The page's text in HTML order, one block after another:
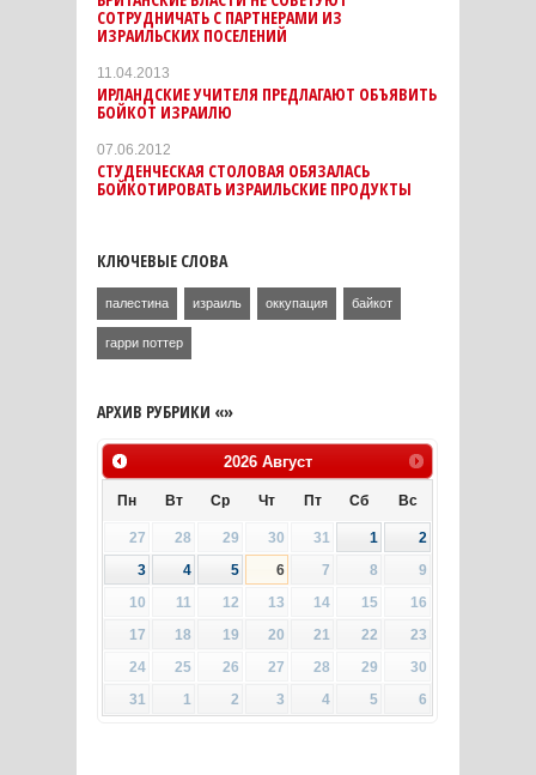
СОТРУДНИЧАТЬ С ПАРТНЕРАМИ ИЗ
ИЗРАИЛЬСКИХ ПОСЕЛЕНИЙ
11.04.2013
ИРЛАНДСКИЕ УЧИТЕЛЯ ПРЕДЛАГАЮТ ОБЪЯВИТЬ
БОЙКОТ ИЗРАИЛЮ
07.06.2012
СТУДЕНЧЕСКАЯ СТОЛОВАЯ ОБЯЗАЛАСЬ
БОЙКОТИРОВАТЬ ИЗРАИЛЬСКИЕ ПРОДУКТЫ
КЛЮЧЕВЫЕ СЛОВА
палестина израиль оккупация байкот
гарри поттер
АРХИВ РУБРИКИ «»
2026 Август
Пн Вт Ср Чт Пт Сб Вс
27 28 29 30 31 1
2
3
4 5 6 7 8
9
10
11 12 13 14 15
16
17
18 19 20 21 22
23
24
25 26 27 28 29
30
31
1 2 3 4 5 6